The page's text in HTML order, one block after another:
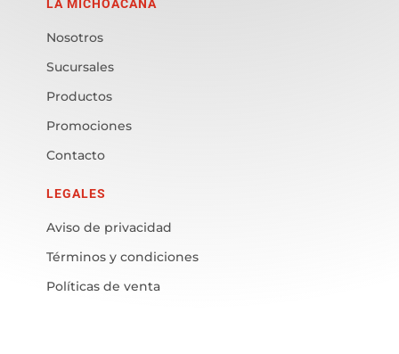
LA MICHOACANA
Nosotros
Sucursales
Productos
Promociones
Contacto
LEGALES
Aviso de privacidad
Términos y condiciones
Políticas de venta